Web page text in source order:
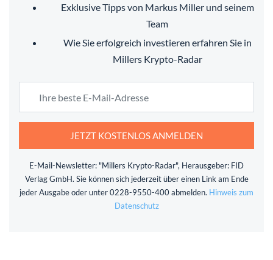
Exklusive Tipps von Markus Miller und seinem
Team
Wie Sie erfolgreich investieren erfahren Sie in
Millers Krypto-Radar
JETZT KOSTENLOS ANMELDEN
E-Mail-Newsletter: "Millers Krypto-Radar", Herausgeber: FID
Verlag GmbH. Sie können sich jederzeit über einen Link am Ende
jeder Ausgabe oder unter 0228-9550-400 abmelden. Hinweis zum
Datenschutz